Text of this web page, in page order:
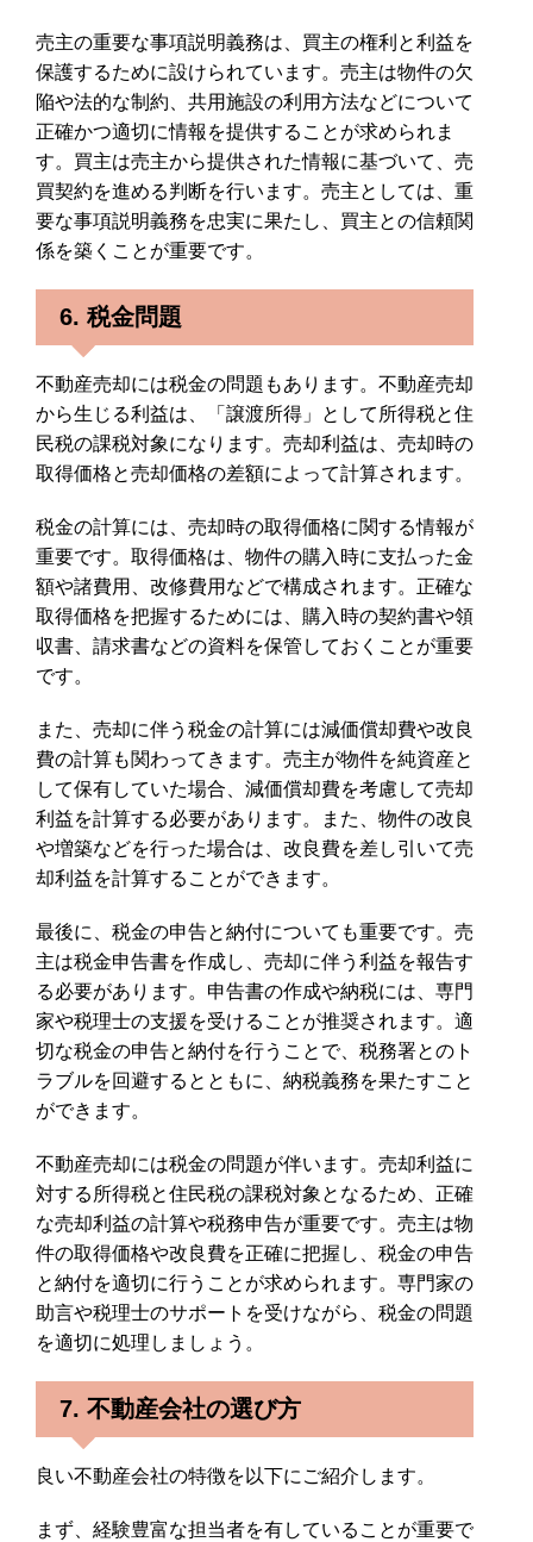
売主の重要な事項説明義務は、買主の権利と利益を
保護するために設けられています。売主は物件の欠
陥や法的な制約、共用施設の利用方法などについて
正確かつ適切に情報を提供することが求められま
す。買主は売主から提供された情報に基づいて、売
買契約を進める判断を行います。売主としては、重
要な事項説明義務を忠実に果たし、買主との信頼関
係を築くことが重要です。
6. 税金問題
不動産売却には税金の問題もあります。不動産売却
から生じる利益は、「譲渡所得」として所得税と住
民税の課税対象になります。売却利益は、売却時の
取得価格と売却価格の差額によって計算されます。
税金の計算には、売却時の取得価格に関する情報が
重要です。取得価格は、物件の購入時に支払った金
額や諸費用、改修費用などで構成されます。正確な
取得価格を把握するためには、購入時の契約書や領
収書、請求書などの資料を保管しておくことが重要
です。
また、売却に伴う税金の計算には減価償却費や改良
費の計算も関わってきます。売主が物件を純資産と
して保有していた場合、減価償却費を考慮して売却
利益を計算する必要があります。また、物件の改良
や増築などを行った場合は、改良費を差し引いて売
却利益を計算することができます。
最後に、税金の申告と納付についても重要です。売
主は税金申告書を作成し、売却に伴う利益を報告す
る必要があります。申告書の作成や納税には、専門
家や税理士の支援を受けることが推奨されます。適
切な税金の申告と納付を行うことで、税務署とのト
ラブルを回避するとともに、納税義務を果たすこと
ができます。
不動産売却には税金の問題が伴います。売却利益に
対する所得税と住民税の課税対象となるため、正確
な売却利益の計算や税務申告が重要です。売主は物
件の取得価格や改良費を正確に把握し、税金の申告
と納付を適切に行うことが求められます。専門家の
助言や税理士のサポートを受けながら、税金の問題
を適切に処理しましょう。
7. 不動産会社の選び方
良い不動産会社の特徴を以下にご紹介します。
まず、経験豊富な担当者を有していることが重要で